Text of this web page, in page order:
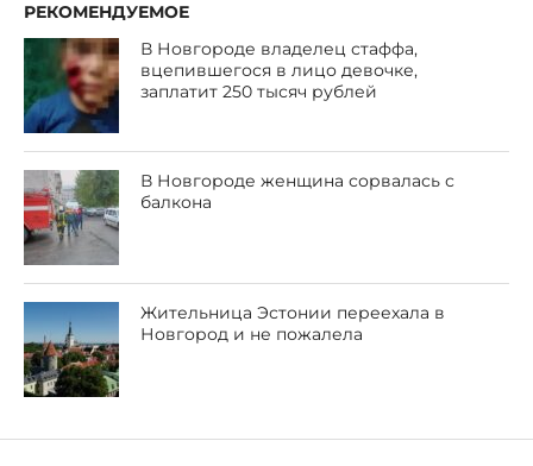
РЕКОМЕНДУЕМОЕ
В Новгороде владелец стаффа,
вцепившегося в лицо девочке,
заплатит 250 тысяч рублей
В Новгороде женщина сорвалась с
балкона
Жительница Эстонии переехала в
Новгород и не пожалела